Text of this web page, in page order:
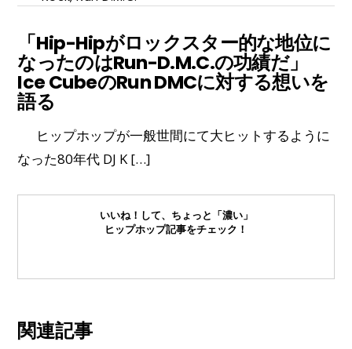
「Hip-Hipがロックスター的な地位に
なったのはRun-D.M.C.の功績だ」
Ice CubeのRun DMCに対する想いを
語る
ヒップホップが一般世間にて大ヒットするように
なった80年代 DJ K […]
いいね！して、ちょっと「濃い」
ヒップホップ記事をチェック！
関連記事